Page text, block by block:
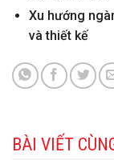
Xu hướng
và thiết kế
BÀI VIẾT